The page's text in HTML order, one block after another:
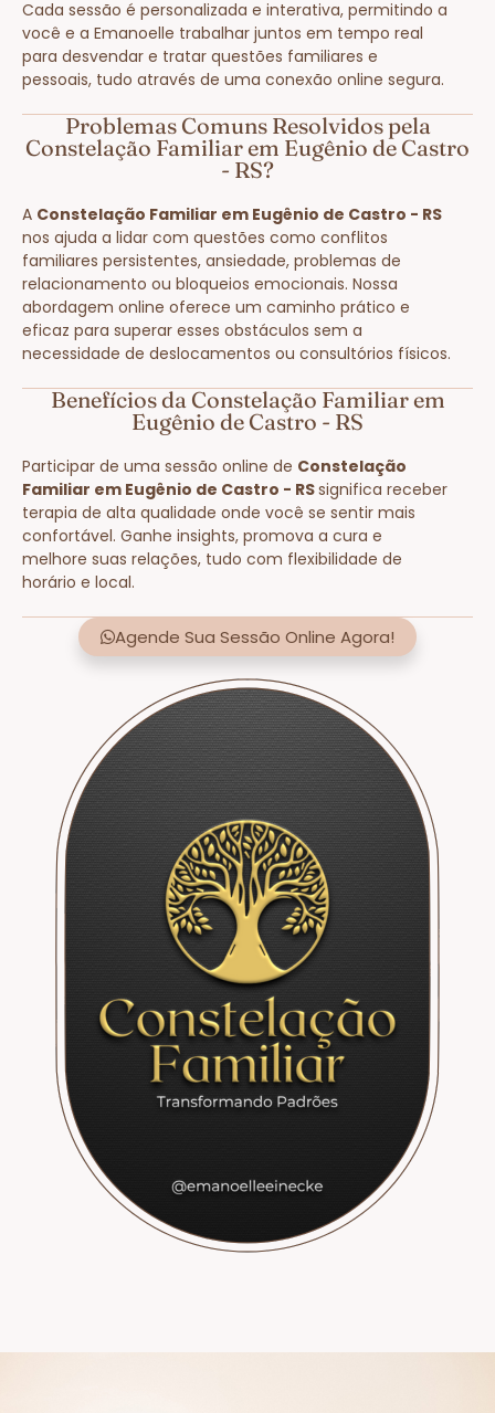
Cada sessão é personalizada e interativa, permitindo a
você e a Emanoelle trabalhar juntos em tempo real
para desvendar e tratar questões familiares e
pessoais, tudo através de uma conexão online segura.
Problemas Comuns Resolvidos pela
Constelação Familiar em Eugênio de Castro
- RS?
A Constelação Familiar em Eugênio de Castro - RS
nos ajuda a lidar com questões como conflitos
familiares persistentes, ansiedade, problemas de
relacionamento ou bloqueios emocionais. Nossa
abordagem online oferece um caminho prático e
eficaz para superar esses obstáculos sem a
necessidade de deslocamentos ou consultórios físicos.
Benefícios da Constelação Familiar em
Eugênio de Castro - RS
Participar de uma sessão online de Constelação
Familiar em Eugênio de Castro - RSsignifica receber
terapia de alta qualidade onde você se sentir mais
confortável. Ganhe insights, promova a cura e
melhore suas relações, tudo com flexibilidade de
horário e local.
Agende Sua Sessão Online Agora!